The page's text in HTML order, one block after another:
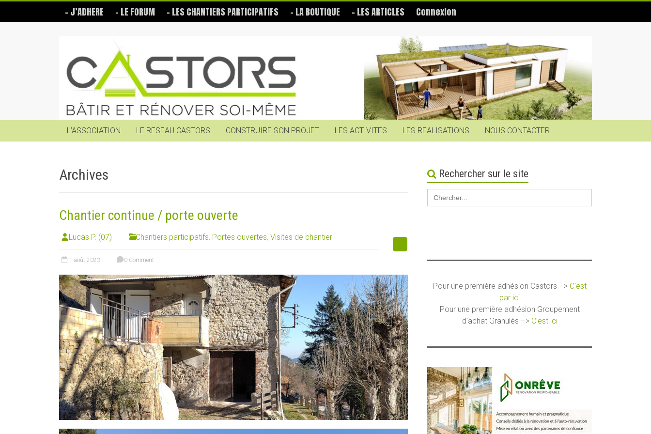
content
– J’ADHERE – LE FORUM – LES CHANTIERS PARTICIPATIFS – LA BOUTIQUE – LES ARTICLES Connexion
Castors
Bâtir
soi-
même
L’ASSOCIATION
LE RESEAU CASTORS CONSTRUIRE SON PROJET LES ACTIVITES LES REALISATIONS NOUS CONTACTER
Archives
Chantier continue / porte ouverte
Lucas P. (07) Chantiers participatifs, Portes ouvertes, Visites de chantier
1 août 2023 0 Comment
Rechercher sur le site
Search
for:
Pour une première adhésion Castors --> C'est
par ici
Pour une première adhésion Groupement
d'achat Granulés --> C'est ici